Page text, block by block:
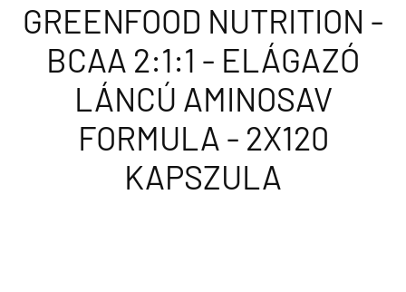
GREENFOOD NUTRITION -
BCAA 2:1:1 - ELÁGAZÓ
LÁNCÚ AMINOSAV
FORMULA - 2X120
KAPSZULA